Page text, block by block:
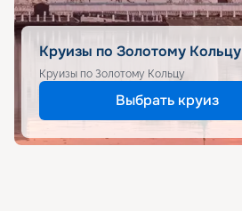
Круизы по Золотому Кольцу
Круизы по Золотому Кольцу
Выбрать круиз